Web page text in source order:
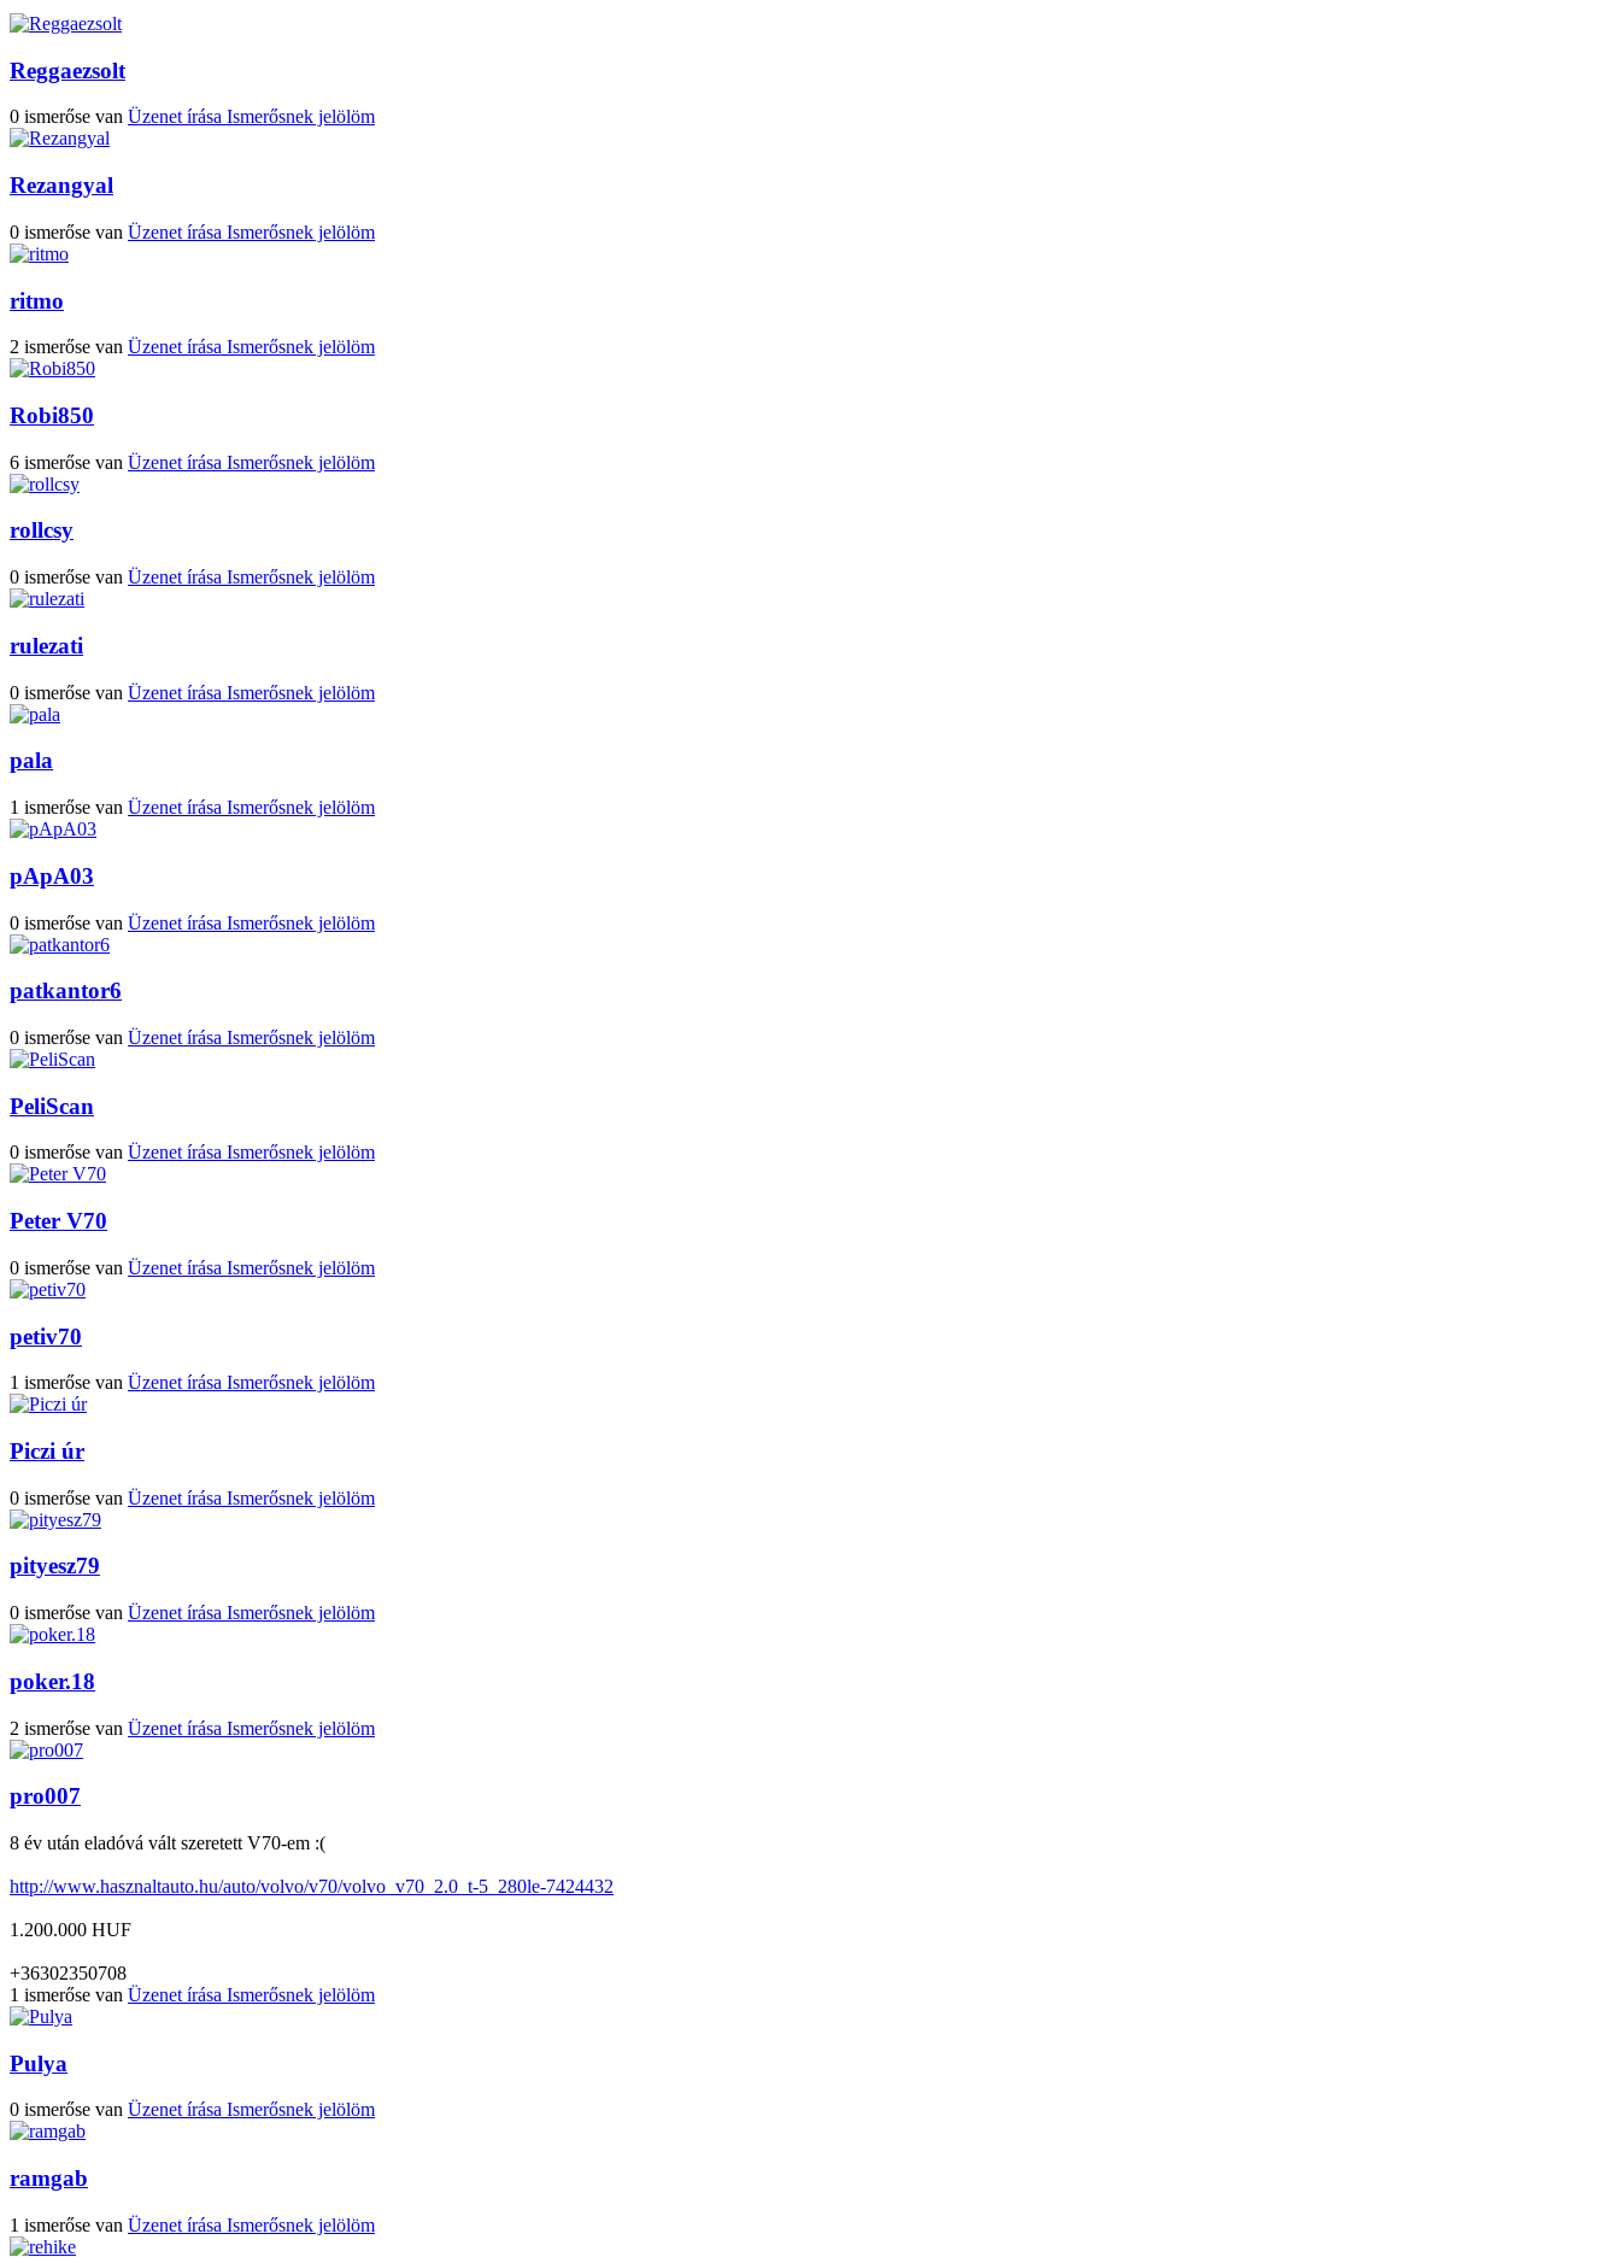
Reggaezsolt
0 ismerőse van Üzenet írása Ismerősnek jelölöm
Rezangyal
0 ismerőse van Üzenet írása Ismerősnek jelölöm
ritmo
2 ismerőse van Üzenet írása Ismerősnek jelölöm
Robi850
6 ismerőse van Üzenet írása Ismerősnek jelölöm
rollcsy
0 ismerőse van Üzenet írása Ismerősnek jelölöm
rulezati
0 ismerőse van Üzenet írása Ismerősnek jelölöm
pala
1 ismerőse van Üzenet írása Ismerősnek jelölöm
pApA03
0 ismerőse van Üzenet írása Ismerősnek jelölöm
patkantor6
0 ismerőse van Üzenet írása Ismerősnek jelölöm
PeliScan
0 ismerőse van Üzenet írása Ismerősnek jelölöm
Peter V70
0 ismerőse van Üzenet írása Ismerősnek jelölöm
petiv70
1 ismerőse van Üzenet írása Ismerősnek jelölöm
Piczi úr
0 ismerőse van Üzenet írása Ismerősnek jelölöm
pityesz79
0 ismerőse van Üzenet írása Ismerősnek jelölöm
poker.18
2 ismerőse van Üzenet írása Ismerősnek jelölöm
pro007
8 év után eladóvá vált szeretett V70-em :(
http://www.hasznaltauto.hu/auto/volvo/v70/volvo_v70_2.0_t-5_280le-7424432
1.200.000 HUF
+36302350708
1 ismerőse van Üzenet írása Ismerősnek jelölöm
Pulya
0 ismerőse van Üzenet írása Ismerősnek jelölöm
ramgab
1 ismerőse van Üzenet írása Ismerősnek jelölöm